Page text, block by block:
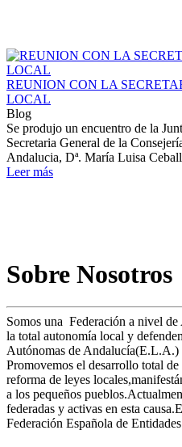
REUNION CON LA
LOCAL
Blog
Se produjo un encuentro de la
Secretaria General de la
Andalucia, Dª. María Luisa
Leer más
Sobre Nosotros
Somos una Federación a nivel
la total autonomía local y
Autónomas de Andalucía(E.L.A.)
Promovemos el desarrollo total
reforma de leyes
a los pequeños
federadas y activas en esta
Federación Española de